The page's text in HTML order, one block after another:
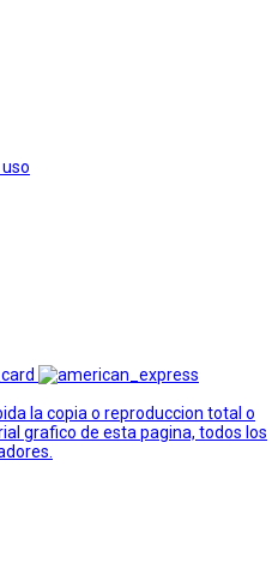
la copia o reproduccion total o
grafico de esta pagina, todos los